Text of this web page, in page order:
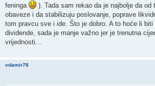
feninga
). Tada sam rekao da je najbolje da od
obaveze i da stabilizuju poslovanje, poprave
tom pravcu sve i ide. Što je dobro. A to hoće li biti
dividende, sada je manje važno jer je trenutna
vrijednosti...
vdamir78